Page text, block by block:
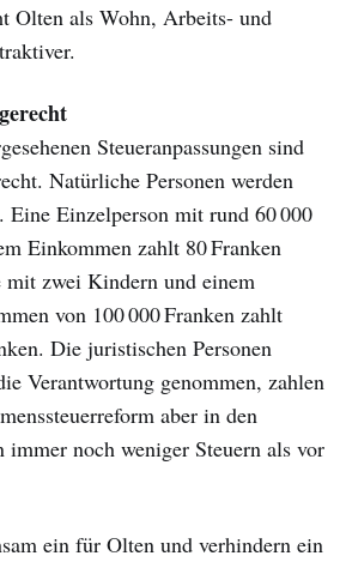
Olten als Wohn, Arbeits- und
Steueranpassungen sind
Natürliche Personen werden
Eine Einzelperson mit rund 60 000
Einkommen zahlt 80 Franken
mit zwei Kindern und einem
von 100 000 Franken zahlt
Die juristischen Personen
Verantwortung genommen, zahlen
aber in den
immer noch weniger Steuern als vor
ein für Olten und verhindern ein